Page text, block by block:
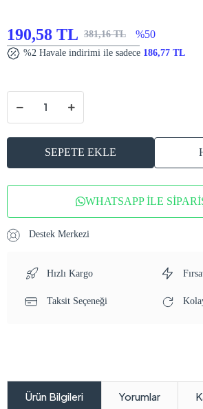
190,58 TL 381,16 TL %50
%2 Havale indirimi ile sadece 186,77 TL
SEPETE EKLE
WHATSAPP İLE
Destek Merkezi
Hızlı Kargo
Taksit Seçeneği
Ürün Bilgileri Yorumlar